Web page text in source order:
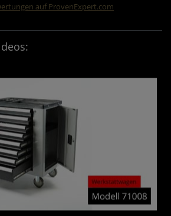
Four &More GmbH
auf ProvenExpert.com